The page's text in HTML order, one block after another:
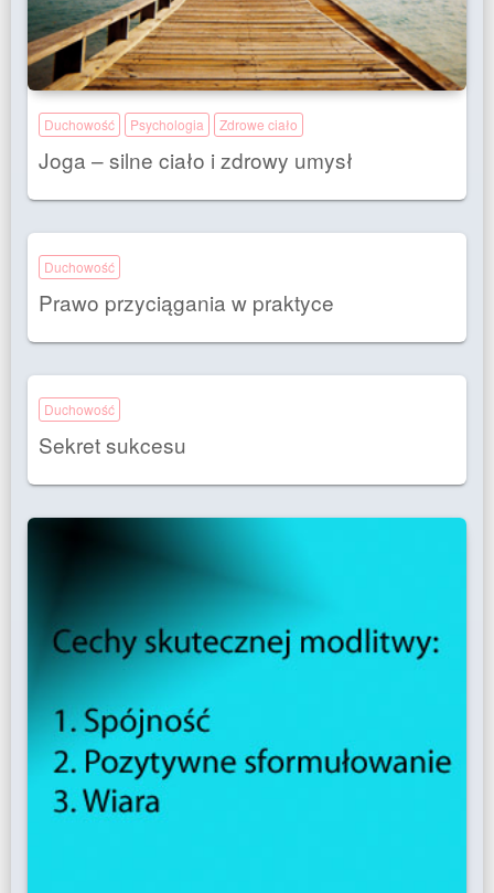
Duchowość Psychologia Zdrowe ciało
Joga – silne ciało i zdrowy umysł
Duchowość
Prawo przyciągania w praktyce
Duchowość
Sekret sukcesu